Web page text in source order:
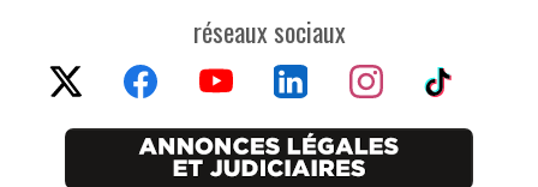
réseaux sociaux